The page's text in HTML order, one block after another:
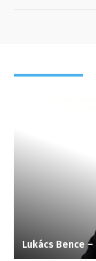
Lukács Bence